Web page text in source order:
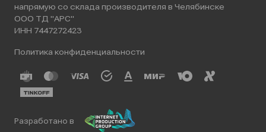
напрямую со склада производителя в Челябинске
ООО ТД "АРС"
ИНН 7447272423
Политика конфиденциальности
Разработано в